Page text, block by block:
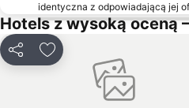
Plaża Podczele
Jezioro Jamno
Solne Zdroje
identyczna z odpowiadającą jej
Hotels z wysoką oceną
UdostępnijDodaj do ulubionych